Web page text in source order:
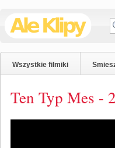
Wszystkie filmiki
Ten Typ Mes -